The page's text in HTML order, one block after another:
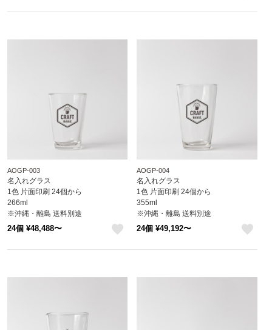
AOGP-003
名入れグラス
1色 片面印刷 24個から
266ml
※沖縄・離島 送料別途
24個 ¥48,488〜
AOGP-004
名入れグラス
1色 片面印刷 24個から
355ml
※沖縄・離島 送料別途
24個 ¥49,192〜